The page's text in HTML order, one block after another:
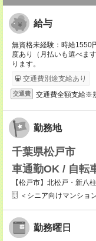
給与
無資格未経験：時給
度あり（月払いも選べま
ります。
交通費別途支給あり
交通費 交通費全額支給※
勤務地
千葉県松戸市
車通勤OK / 自転
【松戸市】北松戸・新八
＜シニア向けマンショ
勤務曜日